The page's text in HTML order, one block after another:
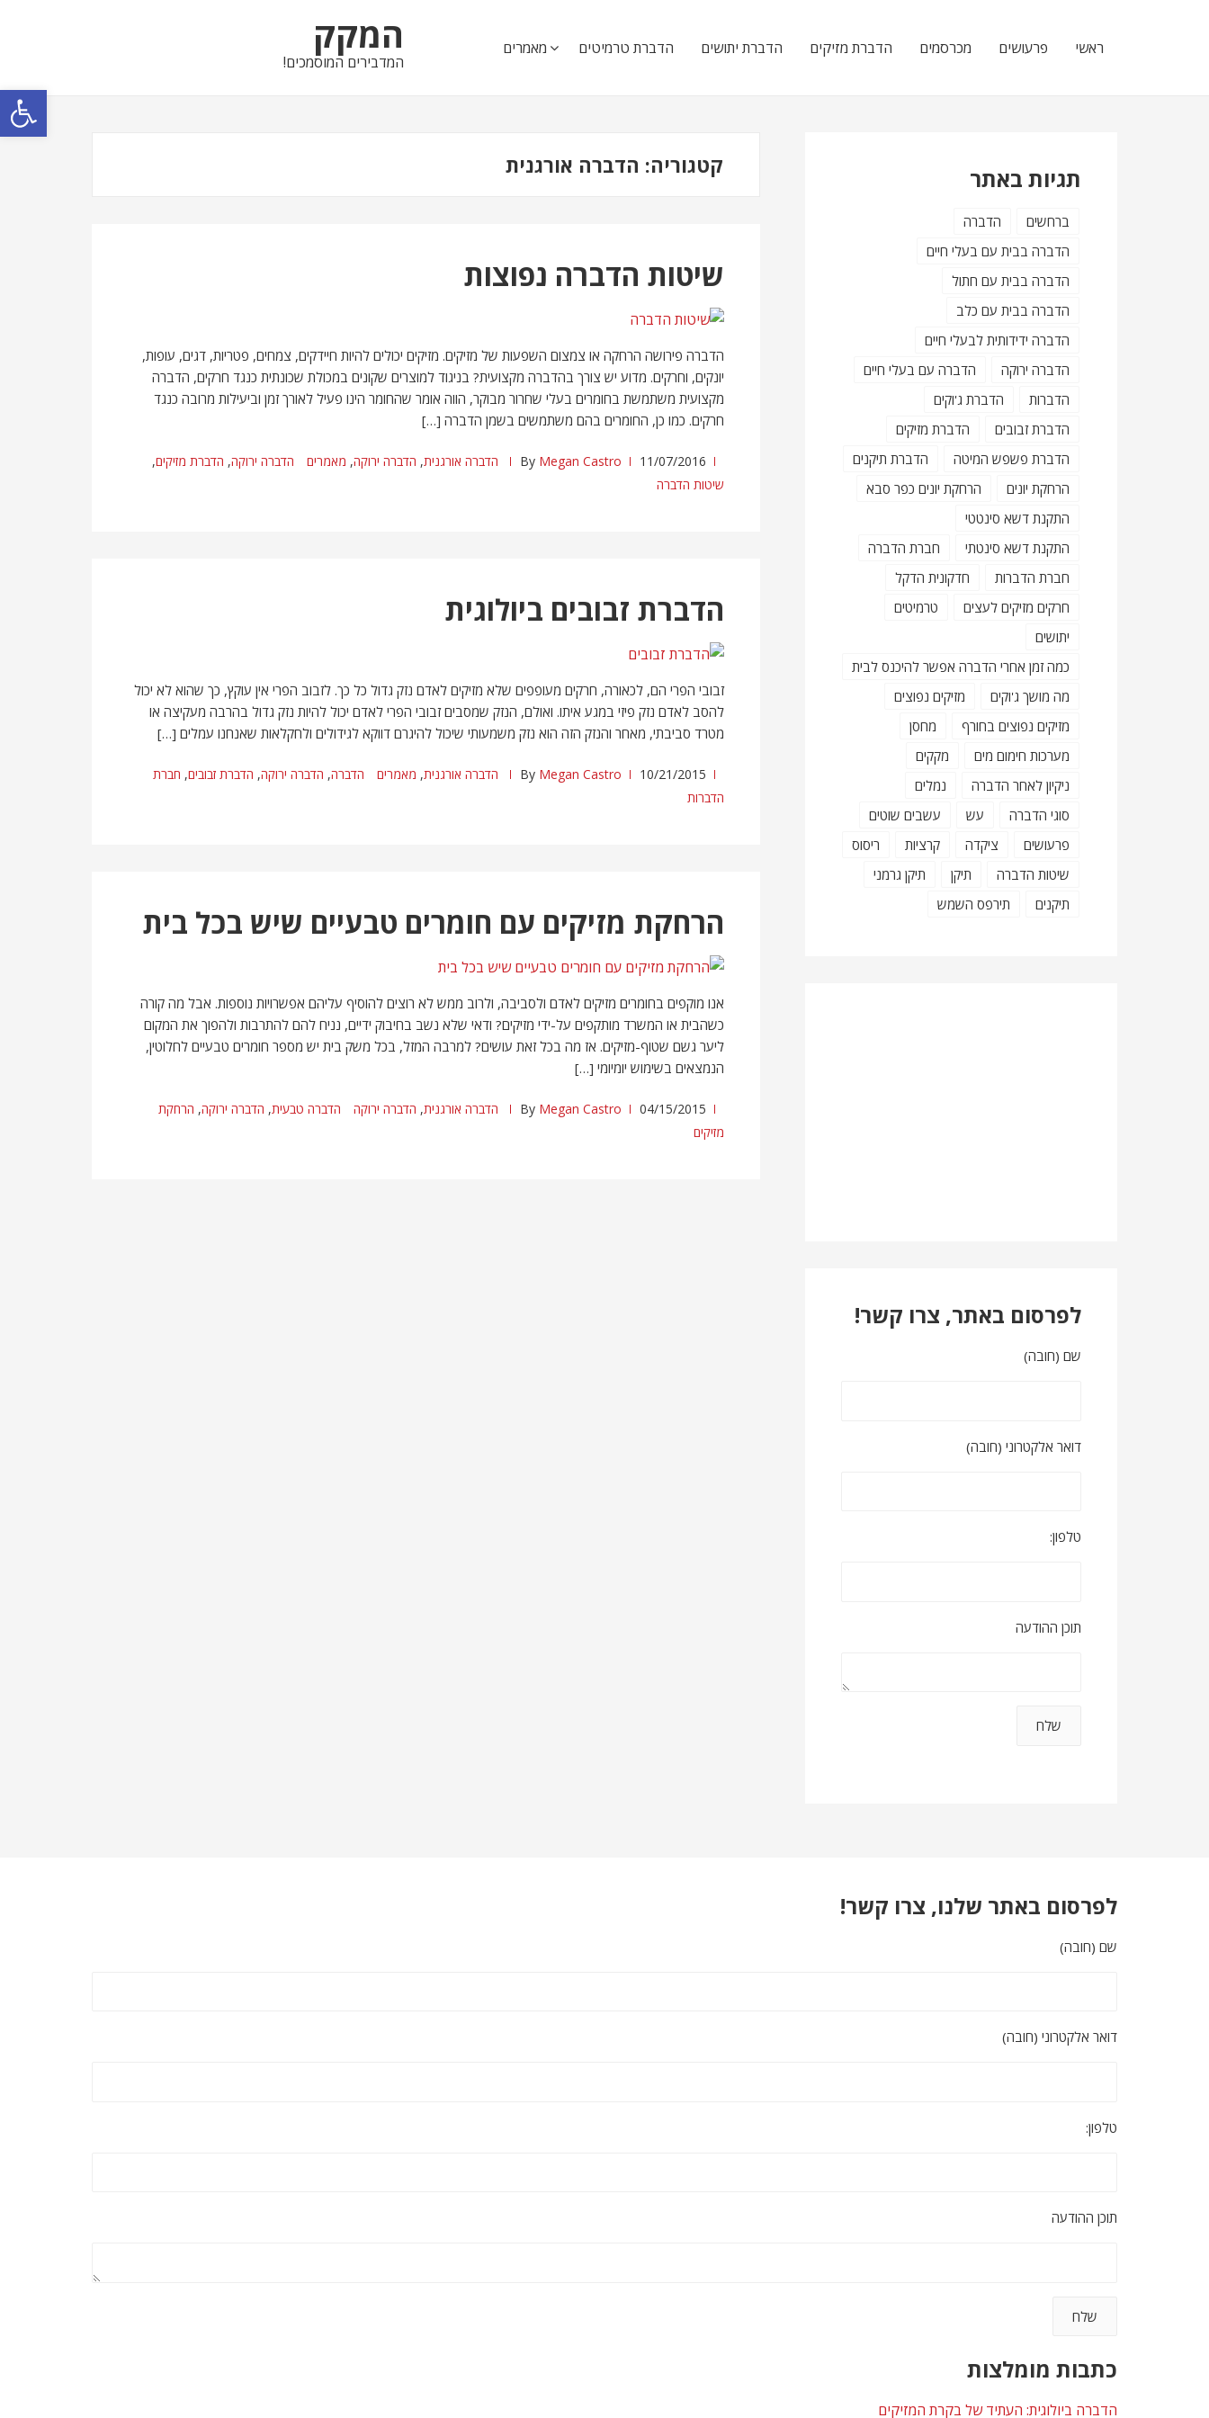
פתח סרגל נגישות
navigation
content
המקק
המדבירים המוסמכים!
מאמרים הדברת טרמיטים הדברת יתושים הדברת מזיקים מכרסמים פרעושים ראשי
קטגוריה: הדברה אורגנית
שיטות הדברה נפוצות
הדברה פירושה הרחקה או צמצום השפעות של מזיקים. מזיקים יכולים להיות חיידקים, צמחים, פטריות, דגים, עופות,
יונקים, וחרקים. מדוע יש צורך בהדברה מקצועית? בניגוד למוצרים שקונים במכולת שכונתית כנגד חרקים, הדברה
מקצועית משתמשת בחומרים בעלי שחרור מבוקר, הווה אומר שהחומר הינו פעיל לאורך זמן וביעילות מרובה כנגד
חרקים. כמו כן, החומרים בהם משתמשים בשמן הדברה […]
11/07/2016
By Megan Castro הדברה אורגנית, הדברה ירוקה, מאמרים הדברה ירוקה, הדברת מזיקים,
שיטות הדברה
הדברת זבובים ביולוגית
זבובי הפרי הם, לכאורה, חרקים מעופפים שלא מזיקים לאדם נזק גדול כל כך. לזבוב הפרי אין עוקץ, כך שהוא לא יכול
להסב לאדם נזק פיזי במגע איתו. ואולם, הנזק שמסבים זבובי הפרי לאדם יכול להיות נזק גדול בהרבה מעקיצה או
מטרד סביבתי, מאחר והנזק הזה הוא נזק משמעותי שיכול להיגרם דווקא לגידולים ולחקלאות שאנחנו עמלים […]
10/21/2015
By Megan Castro הדברה אורגנית, מאמרים הדברה, הדברה ירוקה, הדברת זבובים, חברת
הדברות
הרחקת מזיקים עם חומרים טבעיים שיש בכל בית
אנו מוקפים בחומרים מזיקים לאדם ולסביבה, ולרוב ממש לא רוצים להוסיף עליהם אפשרויות נוספות. אבל מה קורה
כשהבית או המשרד מותקפים על-ידי מזיקים? ודאי שלא נשב בחיבוק ידיים, נניח להם להתרבות ולהפוך את המקום
ליער גשם שטוף-מזיקים. אז מה בכל זאת עושים? למרבה המזל, בכל משק בית יש מספר חומרים טבעיים לחלוטין,
הנמצאים בשימוש יומיומי […]
04/15/2015
By Megan Castro הדברה אורגנית, הדברה ירוקה הדברה טבעית, הדברה ירוקה, הרחקת
מזיקים
תגיות באתר
ברחשים
הדברה
הדברה בבית עם בעלי חיים
הדברה בבית עם חתול
הדברה בבית עם כלב
הדברה ידידותית לבעלי חיים
הדברה ירוקה
הדברה עם בעלי חיים
הדברות
הדברת ג'וקים
הדברת זבובים
הדברת מזיקים
הדברת פשפש המיטה
הדברת תיקנים
הרחקת יונים
הרחקת יונים כפר סבא
התקנת דשא סינטטי
התקנת דשא סינטתי
חברת הדברה
חברת הדברות
חדקונית הדקל
חרקים מזיקים לעצים
טרמיטים
יתושים
כמה זמן אחרי הדברה אפשר להיכנס לבית
מה מושך ג'וקים
מזיקים נפוצים
מזיקים נפוצים בחורף
מחסן
מערכות חימום מים
מקקים
ניקיון לאחר הדברה
נמלים
סוגי הדברה
עש
עשבים שוטים
פרעושים
ציקדה קרציות
ריסוס
שיטות הדברה
תיקן
תיקן גרמני
תיקנים
תירפס השמש
לפרסום באתר, צרו קשר!
שם (חובה)
דואר אלקטרוני (חובה)
טלפון:
תוכן ההודעה
לפרסום באתר שלנו, צרו קשר!
שם (חובה)
דואר אלקטרוני (חובה)
טלפון:
תוכן ההודעה
כתבות מומלצות
הדברה ביולוגית: העתיד של בקרת המזיקים